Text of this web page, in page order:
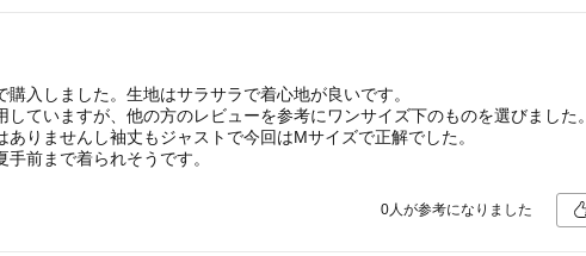
入しました。生地はサラサラで着心地が良いです。
ていますが、他の方のレビューを参考にワンサイズ下のものを選びました。
りませんし袖丈もジャストで今回はМサイズで正解でした。
前まで着られそうです。
0人が参考になりました